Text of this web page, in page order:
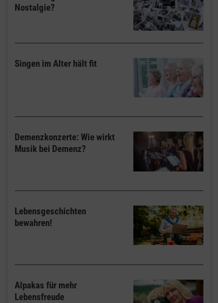
Nostalgie?
Singen im Alter hält fit
Demenzkonzerte: Wie wirkt
Musik bei Demenz?
Lebensgeschichten
bewahren!
Alpakas für mehr
Lebensfreude